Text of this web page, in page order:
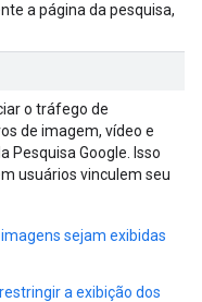
a página da pesquisa,
o tráfego de
de imagem, vídeo e
Pesquisa Google. Isso
usuários vinculem seu
sejam exibidas
a exibição dos